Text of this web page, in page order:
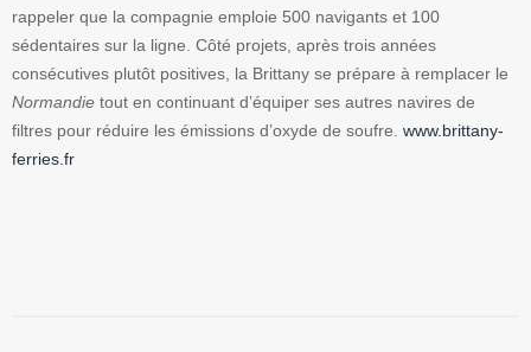
rappeler que la compagnie emploie 500 navigants et 100
sédentaires sur la ligne. Côté projets, après trois années
consécutives plutôt positives, la Brittany se prépare à remplacer le
Normandie tout en continuant d’équiper ses autres navires de
filtres pour réduire les émissions d’oxyde de soufre. www.brittany-
ferries.fr